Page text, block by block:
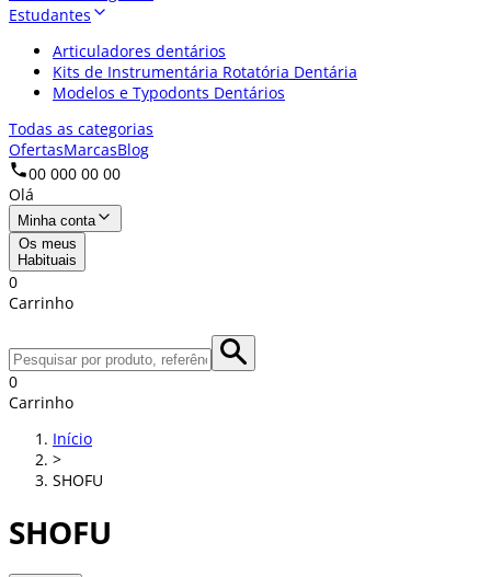
Estudantes
Articuladores dentários
Kits de Instrumentária Rotatória Dentária
Modelos e Typodonts Dentários
Todas as categorias
OfertasMarcasBlog
00 000 00 00
Olá
Minha conta
Os meus
Habituais
0
Carrinho
0
Carrinho
Início
>
SHOFU
SHOFU